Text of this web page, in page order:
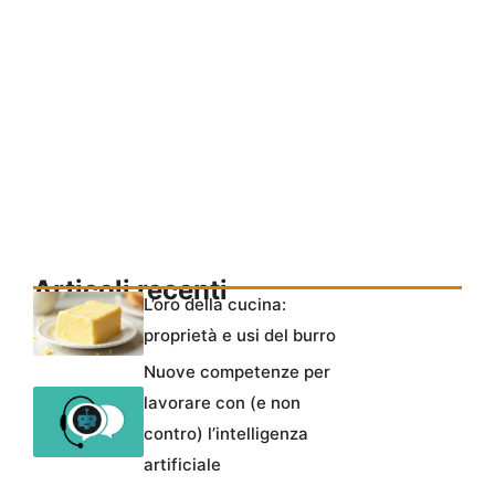
Articoli recenti
L’oro della cucina:
proprietà e usi del burro
Nuove competenze per
lavorare con (e non
contro) l’intelligenza
artificiale